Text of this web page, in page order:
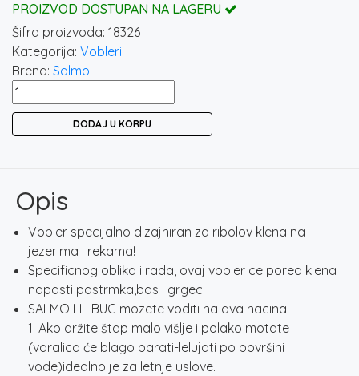
PROIZVOD DOSTUPAN NA LAGERU
Šifra proizvoda: 18326
Kategorija: Vobleri
Brend: Salmo
SALMO
LIL
BUG
količina
DODAJ U KORPU
Opis
Vobler specijalno dizajniran za ribolov klena na
jezerima i rekama!
Specificnog oblika i rada, ovaj vobler ce pored klena
napasti pastrmka,bas i grgec!
SALMO LIL BUG mozete voditi na dva nacina:
1. Ako držite štap malo višlje i polako motate
(varalica će blago parati-lelujati po površini
vode)idealno je za letnje uslove.